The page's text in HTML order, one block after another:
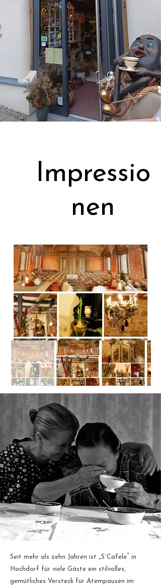
New
Impressio
nen
Seit mehr als zehn Jahren ist „S`Cafele“ in
Hochdorf für viele Gäste ein stilvolles,
gemütliches Versteck für Atempausen im